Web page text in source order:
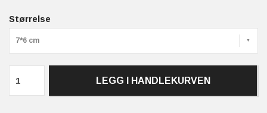
Størrelse
7*6 cm
LEGG I HANDLEKURVEN